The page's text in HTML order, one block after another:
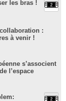
les bras !
:
à venir !
s’associent
l’espace